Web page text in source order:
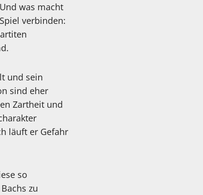
was macht
verbinden:
und sein
sind eher
Zartheit und
läuft er Gefahr
so
zu